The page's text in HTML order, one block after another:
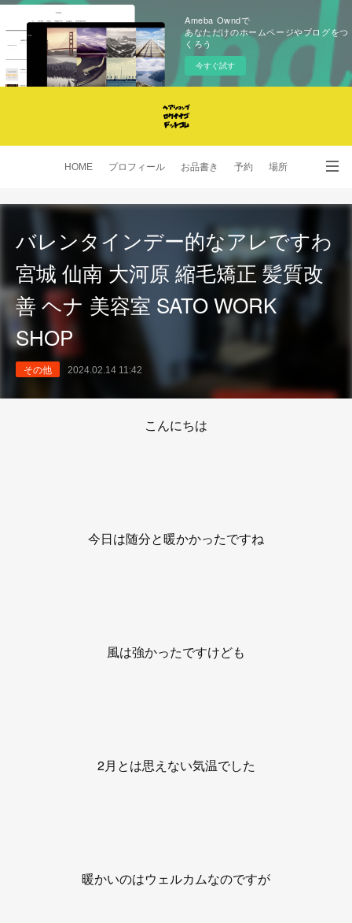
Ameba Owndで
あなただけのホームページやブログをつ
くろう
今すぐ試す
HOME プロフィール お品書き 予約 場所
SNS
バレンタインデー的なアレですわ
宮城 仙南 大河原 縮毛矯正 髪質改
善 ヘナ 美容室 SATO WORK
SHOP
その他 2024.02.14 11:42
こんにちは
今日は随分と暖かかったですね
風は強かったですけども
2月とは思えない気温でした
暖かいのはウェルカムなのですが